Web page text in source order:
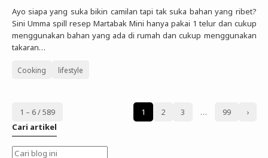
Ayo siapa yang suka bikin camilan tapi tak suka bahan yang ribet?
Sini Umma spill resep Martabak Mini hanya pakai 1 telur dan cukup
menggunakan bahan yang ada di rumah dan cukup menggunakan
takaran…
Cooking lifestyle
1 – 6 / 589 1 2 3 … 99
›
Cari artikel